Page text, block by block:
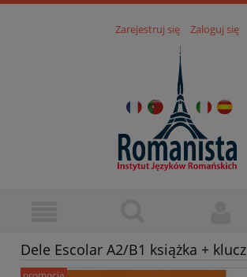
Zarejestruj się Zaloguj się
Dele Escolar A2/B1 książka + klucz